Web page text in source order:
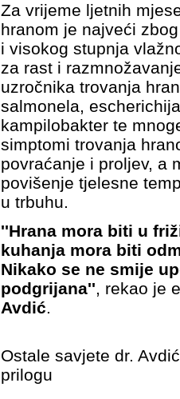
Za vrijeme ljetnih
hranom je najveći
i visokog stupnja
za rast i
uzročnika trovanja
salmonela,
kampilobakter te
simptomi trovanja
povraćanje i proljev, a
povišenje tjelesne
u trbuhu.
''Hrana mora biti u
kuhanja mora biti
Nikako se ne smije
podgrijana'', rekao je
Avdić.
Ostale savjete dr.
prilogu